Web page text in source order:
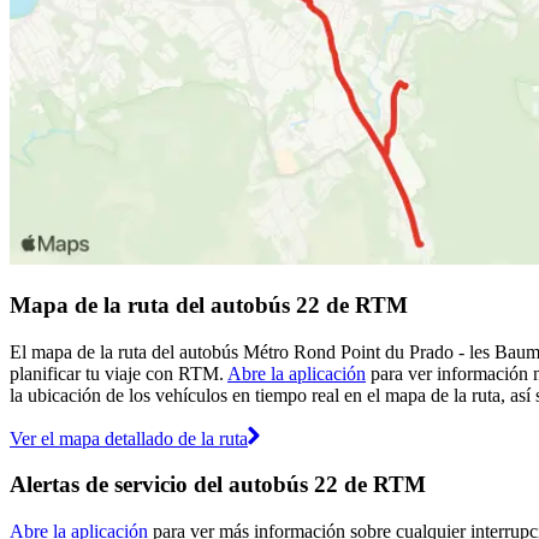
Mapa de la ruta del autobús 22 de RTM
El mapa de la ruta del autobús Métro Rond Point du Prado - les
planificar tu viaje con RTM. Abre la aplicación para ver información
la ubicación de los vehículos en tiempo real en el mapa de la ruta, así
Ver el mapa detallado de la ruta
Alertas de servicio del autobús 22 de RTM
Abre la aplicación para ver más información sobre cualquier